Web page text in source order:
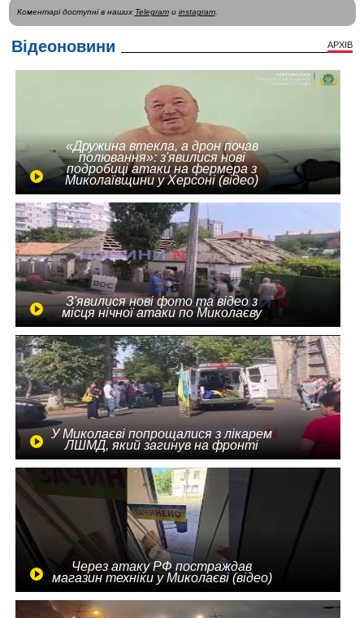
Коментарі доступні в наших Telegramи instagram.
Відеоновини АРХІВ
«Дружина втекла, а дрон почав
полювання»: з'явилися нові
подробиці атаки на фермера з
Миколаївщини у Херсоні (відео)
З'явилися нові фото та відео з
місця нічної атаки по Миколаєву
У Миколаєві попрощалися з лікарем
ЛШМД, який загинув на фронті
Через атаку РФ постраждав
магазин техніки у Миколаєві (відео)